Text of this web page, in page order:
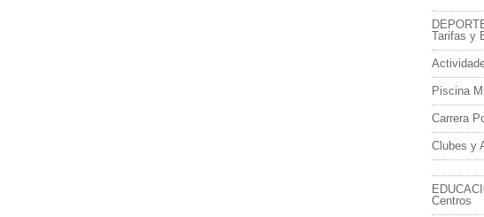
Tarifas y
Piscina
Carrera
Clubes y
Centros